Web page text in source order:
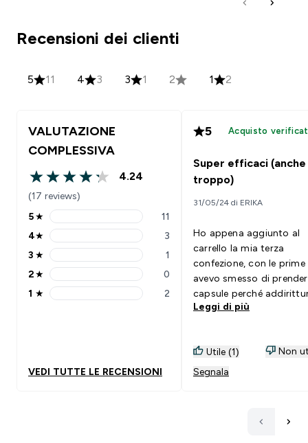
Recensioni dei clienti
5 11 4 3 3 1 2 1 2
VALUTAZIONE
COMPLESSIVA
4.24 out of 5 stars
4.24
(17 reviews)
5 stars rating 11 reviews
5★ 11
4 stars rating 3 reviews
4★ 3
3 stars rating 1 reviews
3 ★ 1
2 stars rating 0 reviews
2★ 0
1 stars rating 2 reviews
1 ★ 2
VEDI TUTTE LE RECENSIONI
5 Acquisto
Super efficaci (anche
troppo)
31/05/24 di ERIKA
Ho appena aggiunto al
carrello la mia terza
confezione, con le prime
avevo smesso di
capsule perché
colesterolo era
smaltire il pasto
Personalmente le
Leggi di più
Utile (1)
Non
Segnala